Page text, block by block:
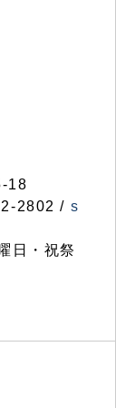
18
2802 / s
日・祝祭